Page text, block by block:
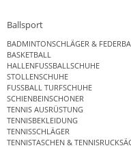
Ballsport
BADMINTONSCHLÄGER &
BASKETBALL
HALLENFUSSBALLSCHUHE
STOLLENSCHUHE
FUSSBALL TURFSCHUHE
SCHIENBEINSCHONER
TENNIS AUSRÜSTUNG
TENNISBEKLEIDUNG
TENNISSCHLÄGER
TENNISTASCHEN &